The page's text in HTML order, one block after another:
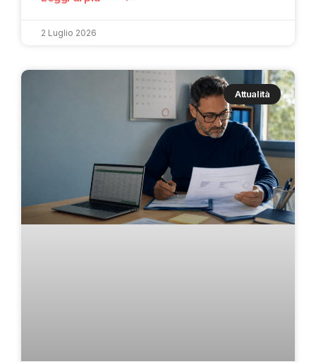
2 Luglio 2026
Attualità